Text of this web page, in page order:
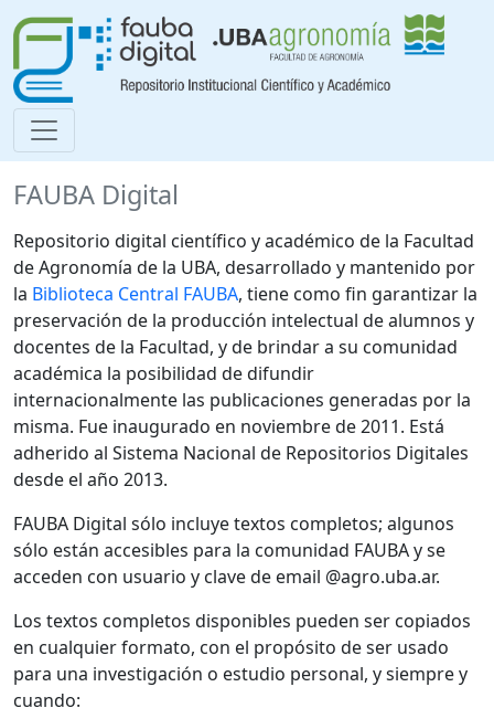
FAUBA Digital
Repositorio digital científico y académico de la Facultad
de Agronomía de la UBA, desarrollado y mantenido por
la Biblioteca Central FAUBA, tiene como fin garantizar la
preservación de la producción intelectual de alumnos y
docentes de la Facultad, y de brindar a su comunidad
académica la posibilidad de difundir
internacionalmente las publicaciones generadas por la
misma. Fue inaugurado en noviembre de 2011. Está
adherido al Sistema Nacional de Repositorios Digitales
desde el año 2013.
FAUBA Digital sólo incluye textos completos; algunos
sólo están accesibles para la comunidad FAUBA y se
acceden con usuario y clave de email @agro.uba.ar.
Los textos completos disponibles pueden ser copiados
en cualquier formato, con el propósito de ser usado
para una investigación o estudio personal, y siempre y
cuando: